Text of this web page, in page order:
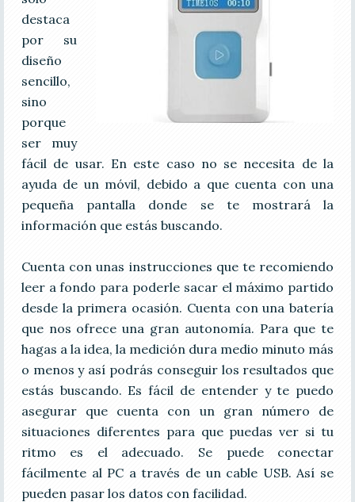
destaca
por su
diseño
sencillo,
sino
porque
ser muy
fácil de usar. En este caso no se necesita de la
ayuda de un móvil, debido a que cuenta con una
pequeña pantalla donde se te mostrará la
información que estás buscando.
Cuenta con unas instrucciones que te recomiendo
leer a fondo para poderle sacar el máximo partido
desde la primera ocasión. Cuenta con una batería
que nos ofrece una gran autonomía. Para que te
hagas a la idea, la medición dura medio minuto más
o menos y así podrás conseguir los resultados que
estás buscando. Es fácil de entender y te puedo
asegurar que cuenta con un gran número de
situaciones diferentes para que puedas ver si tu
ritmo es el adecuado. Se puede conectar
fácilmente al PC a través de un cable USB. Así se
pueden pasar los datos con facilidad.